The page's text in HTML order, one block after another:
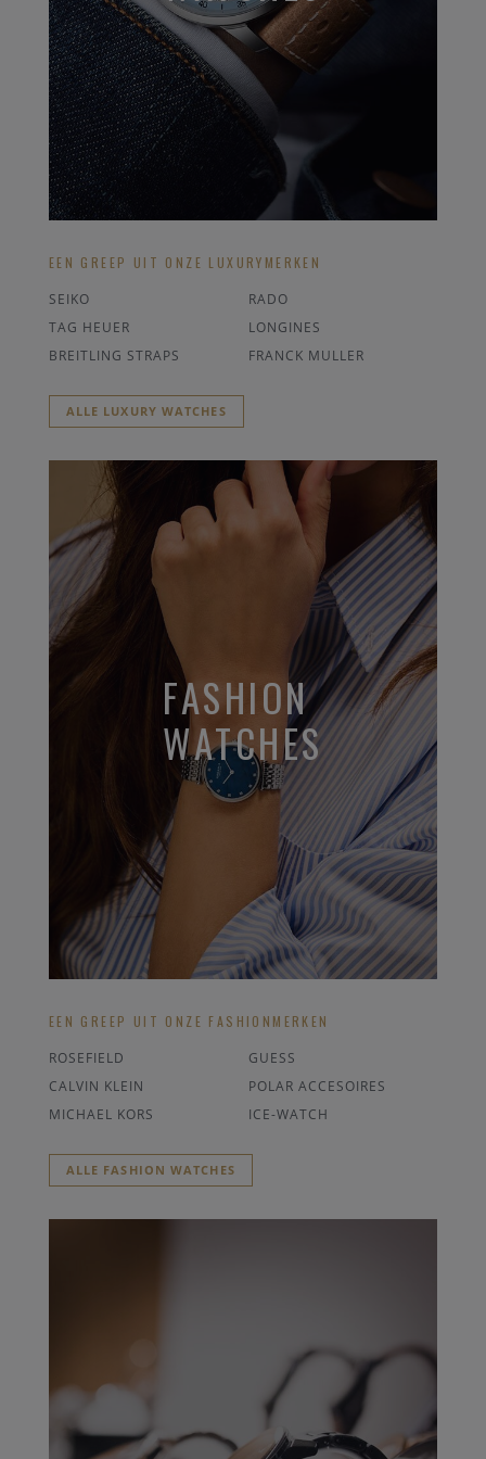
EEN GREEP UIT ONZE LUXURYMERKEN
SEIKO
RADO
TAG HEUER
LONGINES
BREITLING STRAPS
FRANCK MULLER
ALLE LUXURY WATCHES
FASHION
WATCHES
EEN GREEP UIT ONZE FASHIONMERKEN
ROSEFIELD
GUESS
CALVIN KLEIN
POLAR ACCESOIRES
MICHAEL KORS
ICE-WATCH
ALLE FASHION WATCHES